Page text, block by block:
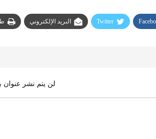
Twitter البريد الإلكتروني
لن يتم نشر عنوان